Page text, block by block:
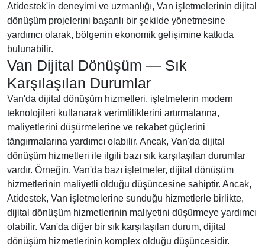
Atidestek'in deneyimi ve uzmanlığı, Van işletmelerinin dijital
dönüşüm projelerini başarılı bir şekilde yönetmesine
yardımcı olarak, bölgenin ekonomik gelişimine katkıda
bulunabilir.
Van Dijital Dönüşüm — Sık
Karşılaşılan Durumlar
Van'da dijital dönüşüm hizmetleri, işletmelerin modern
teknolojileri kullanarak verimliliklerini artırmalarına,
maliyetlerini düşürmelerine ve rekabet güçlerini
tăngırmalarına yardımcı olabilir. Ancak, Van'da dijital
dönüşüm hizmetleri ile ilgili bazı sık karşılaşılan durumlar
vardır. Örneğin, Van'da bazı işletmeler, dijital dönüşüm
hizmetlerinin maliyetli olduğu düşüncesine sahiptir. Ancak,
Atidestek, Van işletmelerine sunduğu hizmetlerle birlikte,
dijital dönüşüm hizmetlerinin maliyetini düşürmeye yardımcı
olabilir. Van'da diğer bir sık karşılaşılan durum, dijital
dönüşüm hizmetlerinin komplex olduğu düşüncesidir.